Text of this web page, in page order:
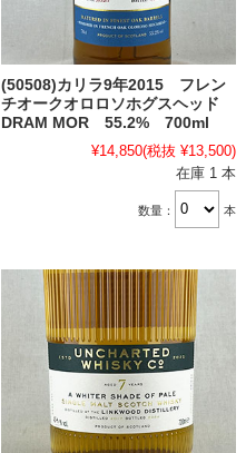
(50508)カリラ9年2015 フレン
チオークオロロソホグスヘッド
DRAM MOR 55.2% 700ml
¥14,850(税抜 ¥13,500)
在庫 1 本
数量： 本